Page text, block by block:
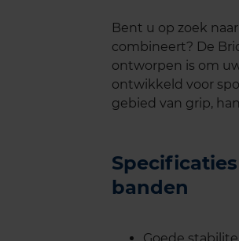
Bent u op zoek
combineert? De
ontworpen is om
ontwikkeld voor
gebied van grip,
banden